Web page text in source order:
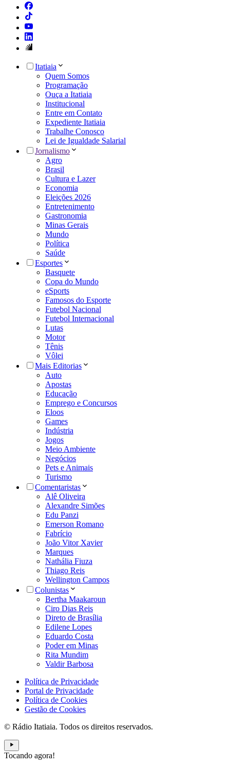
Itatiaia
Quem Somos
Programação
Ouça a Itatiaia
Institucional
Entre em Contato
Expediente Itatiaia
Trabalhe Conosco
Lei de Igualdade Salarial
Jornalismo
Agro
Brasil
Cultura e Lazer
Economia
Eleições 2026
Entretenimento
Gastronomia
Minas Gerais
Mundo
Política
Saúde
Esportes
Basquete
Copa do Mundo
eSports
Famosos do Esporte
Futebol Nacional
Futebol Internacional
Lutas
Motor
Tênis
Vôlei
Mais Editorias
Auto
Apostas
Educação
Emprego e Concursos
Eloos
Games
Indústria
Jogos
Meio Ambiente
Negócios
Pets e Animais
Turismo
Comentaristas
Alê Oliveira
Alexandre Simões
Edu Panzi
Emerson Romano
Fabrício
João Vitor Xavier
Marques
Nathália Fiuza
Thiago Reis
Wellington Campos
Colunistas
Bertha Maakaroun
Ciro Dias Reis
Direto de Brasília
Edilene Lopes
Eduardo Costa
Poder em Minas
Rita Mundim
Valdir Barbosa
Política de Privacidade
Portal de Privacidade
Política de Cookies
Gestão de Cookies
© Rádio Itatiaia. Todos os direitos reservados.
Tocando agora!